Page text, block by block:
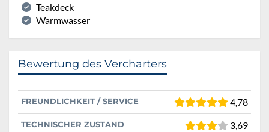
Teakdeck
Warmwasser
Bewertung des Vercharters
FREUNDLICHKEIT / SERVICE 4,78
TECHNISCHER ZUSTAND 3,69